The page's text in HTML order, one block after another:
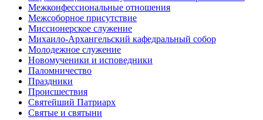
Межконфессиональные отношения
Межсоборное присутствие
Миссионерское служение
Михаило-Архангельский кафедральный собор
Молодежное служение
Новомученики и исповедники
Паломничество
Праздники
Происшествия
Святейший Патриарх
Святые и святыни